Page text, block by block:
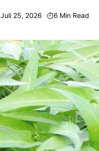
Juli 25, 2026 6 Min Read